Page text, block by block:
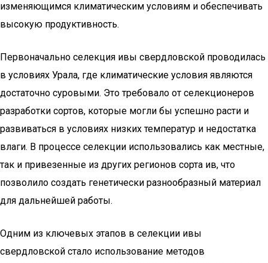
изменяющимся климатическим условиям и обеспечивать
высокую продуктивность.
Первоначально селекция ивы свердловской проводилась
в условиях Урала, где климатические условия являются
достаточно суровыми. Это требовало от селекционеров
разработки сортов, которые могли бы успешно расти и
развиваться в условиях низких температур и недостатка
влаги. В процессе селекции использовались как местные,
так и привезенные из других регионов сорта ив, что
позволило создать генетически разнообразный материал
для дальнейшей работы.
Одним из ключевых этапов в селекции ивы
свердловской стало использование методов